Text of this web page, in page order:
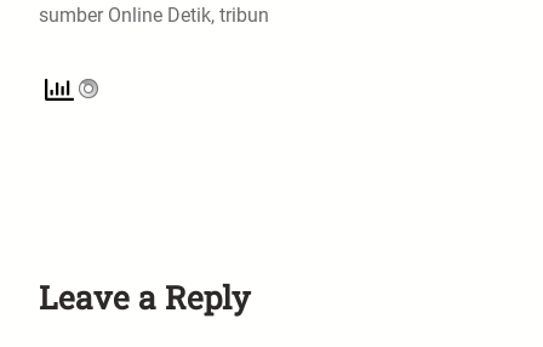
sumber Online Detik, tribun
Leave a Reply